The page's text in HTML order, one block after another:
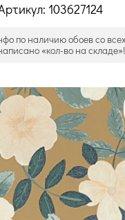
103627124
по наличию обоев со
«кол-во на складе»!